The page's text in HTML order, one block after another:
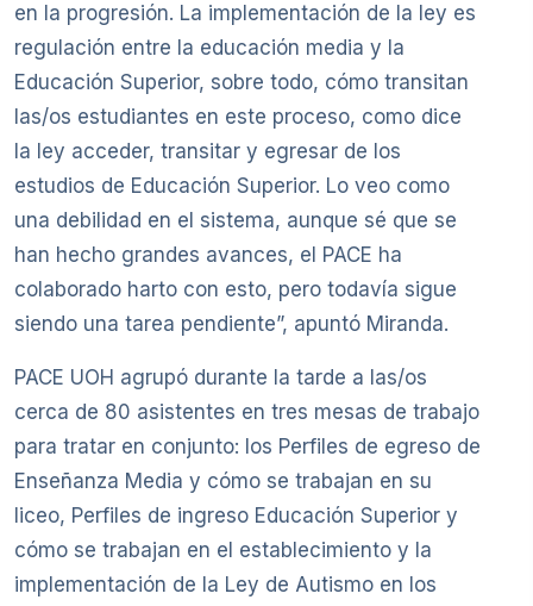
en la progresión. La implementación de la ley es
regulación entre la educación media y la
Educación Superior, sobre todo, cómo transitan
las/os estudiantes en este proceso, como dice
la ley acceder, transitar y egresar de los
estudios de Educación Superior. Lo veo como
una debilidad en el sistema, aunque sé que se
han hecho grandes avances, el PACE ha
colaborado harto con esto, pero todavía sigue
siendo una tarea pendiente”, apuntó Miranda.
PACE UOH agrupó durante la tarde a las/os
cerca de 80 asistentes en tres mesas de trabajo
para tratar en conjunto: los Perfiles de egreso de
Enseñanza Media y cómo se trabajan en su
liceo, Perfiles de ingreso Educación Superior y
cómo se trabajan en el establecimiento y la
implementación de la Ley de Autismo en los